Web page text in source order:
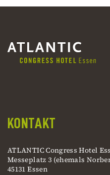
KONTAKT
ATLANTIC Congress Hotel
Messeplatz 3 (ehemals
45131 Essen